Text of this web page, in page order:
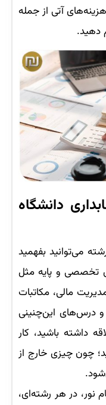
آتی از جمله
دهید.
دانشگاه
می‌توانید بفهمید
تخصصی و پایه مثل
مالی، مکاتبات
درس‌های این‌چنینی
داشته باشید، کار
چون چیزی خارج از
نور، در هر رشته‌ای،